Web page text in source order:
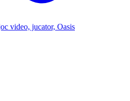
video, jucator, Oasis